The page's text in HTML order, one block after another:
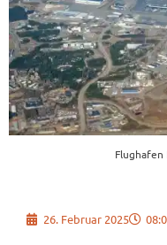
Flughafen
26. Februar 2025